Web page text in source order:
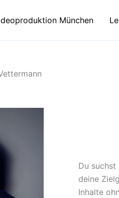
München
Du
deine
Inhalte